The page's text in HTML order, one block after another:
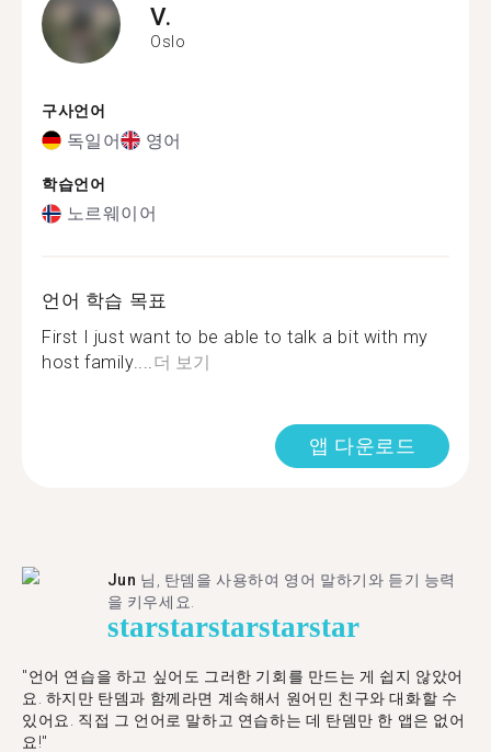
V.
Oslo
구사언어
독일어 영어
학습언어
노르웨이어
언어 학습 목표
First I just want to be able to talk a bit with my
host family....더 보기
앱 다운로드
Jun 님, 탄뎀을 사용하여 영어 말하기와 듣기 능력
을 키우세요.
starstarstarstarstar
"언어 연습을 하고 싶어도 그러한 기회를 만드는 게 쉽지 않았어
요. 하지만 탄뎀과 함께라면 계속해서 원어민 친구와 대화할 수
있어요. 직접 그 언어로 말하고 연습하는 데 탄뎀만 한 앱은 없어
요!"